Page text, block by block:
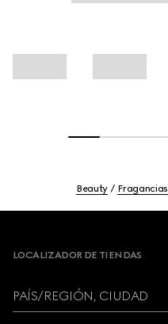
Beauty Fragancias
LOCALIZADOR DE TIENDAS
PAÍS/REGIÓN, CIUDAD